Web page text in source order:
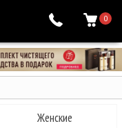
0
Женские